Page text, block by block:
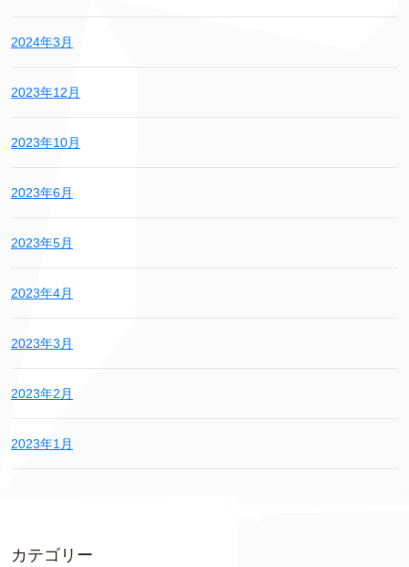
2024年3月
2023年12月
2023年10月
2023年6月
2023年5月
2023年4月
2023年3月
2023年2月
2023年1月
カテゴリー